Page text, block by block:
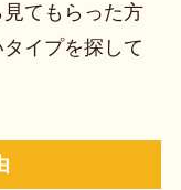
てもらった方
イプを探して